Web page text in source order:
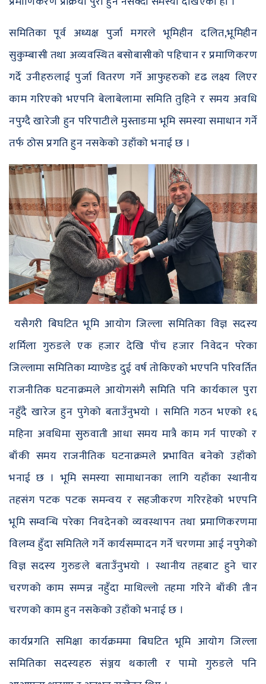
समितिका पूर्व अध्यक्ष पुर्जा मगरले भूमिहीन दलित,भूमिहीन
सुकुम्बासी तथा अव्यवस्थित बसोबासीको पहिचान र प्रमाणिकरण
गर्दे उनीहरुलाई पुर्जा वितरण गर्ने आफुहरुको दृढ लक्ष्य लिएर
काम गरिएको भएपनि बेलाबेलामा समिति तुहिने र समय अवधि
नपुग्दै खारेजी हुन परिपाटीले मुस्ताङमा भूमि समस्या समाधान गर्ने
तर्फ ठोस प्रगति हुन नसकेको उहाँको भनाई छ ।
यसैगरी बिघटित भूमि आयोग जिल्ला समितिका विज्ञ सदस्य
शर्मिला गुरुङले एक हजार देखि पाँच हजार निवेदन परेका
जिल्लामा समितिका म्याण्डेड दुई वर्ष तोकिएको भएपनि परिवर्तित
राजनीतिक घटनाक्रमले आयोगसंगै समिति पनि कार्यकाल पुरा
नहुँदै खारेज हुन पुगेको बताउँनुभयो । समिति गठन भएको १६
महिना अवधिमा सुरुवाती आधा समय मात्रै काम गर्न पाएको र
बाँकी समय राजनीतिक घटनाक्रमले प्रभावित बनेको उहाँको
भनाई छ । भूमि समस्या सामाधानका लागि यहाँका स्थानीय
तहसंग पटक पटक समन्वय र सहजीकरण गरिरहेको भएपनि
भूमि सम्वन्धि परेका निवदेनको व्यवस्थापन तथा प्रमाणिकरणमा
विलम्व हुँदा समितिले गर्ने कार्यसम्पादन गर्ने चरणमा आई नपुगेको
विज्ञ सदस्य गुरुङले बताउँनुभयो । स्थानीय तहबाट हुने चार
चरणको काम सम्पन्न नहुँदा माथिल्लो तहमा गरिने बाँकी तीन
चरणको काम हुन नसकेको उहाँको भनाई छ ।
कार्यप्रगति समिक्षा कार्यक्रममा बिघटित भूमि आयोग जिल्ला
समितिका सदस्यहरु संञ्जय थकाली र पामो गुरुङले पनि